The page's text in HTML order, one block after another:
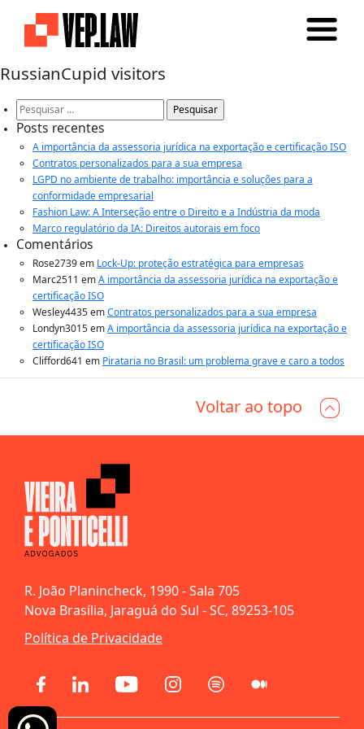
RussianCupid visitors
Pesquisar
por:
Posts recentes
A importância da assessoria jurídica na exportação e certificação ISO
Contratos personalizados para a sua empresa
LGPD no ambiente de trabalho: importância e soluções para a
conformidade empresarial
Fashion Law: A Interseção entre o Direito e a Indústria da moda
Marco regulatório da IA: Direitos autorais em foco
Comentários
Rose2739em Lock-Up: proteção estratégica para empresas
Marc2511 emA importância da assessoria jurídica na exportação e
certificação ISO
Wesley4435emContratos personalizados para a sua empresa
Londyn3015emA importância da assessoria jurídica na exportação e
certificação ISO
Clifford641 em Pirataria no Brasil: um problema grave e caro a todos
Voltar ao topo
R. João Planincheck, 1990 - Sala 705
Nova Brasília, Jaraguá do Sul - SC, 89253-105
Política de Privacidade